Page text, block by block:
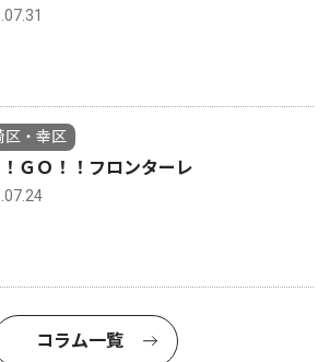
区・幸区
ＧＯ！！フロンターレ
コラム一覧